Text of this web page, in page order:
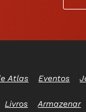
Atlas Eventos
Livros Armazenar